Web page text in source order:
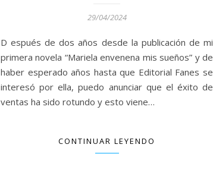
29/04/2024
D espués de dos años desde la publicación de mi
primera novela “Mariela envenena mis sueños” y de
haber esperado años hasta que Editorial Fanes se
interesó por ella, puedo anunciar que el éxito de
ventas ha sido rotundo y esto viene…
CONTINUAR LEYENDO